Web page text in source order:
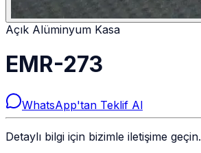
Açık Alüminyum Kasa
EMR-273
WhatsApp'tan Teklif Al
Detaylı bilgi için bizimle iletişime geçin.